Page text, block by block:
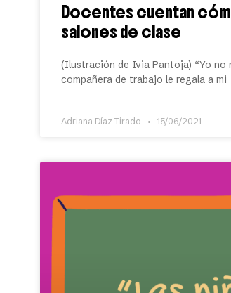
Docentes cuentan
salones de clase
(Ilustración de Ivia Pantoja) “Yo no
compañera de trabajo le regala a mi
Adriana Díaz Tirado 15/06/2021